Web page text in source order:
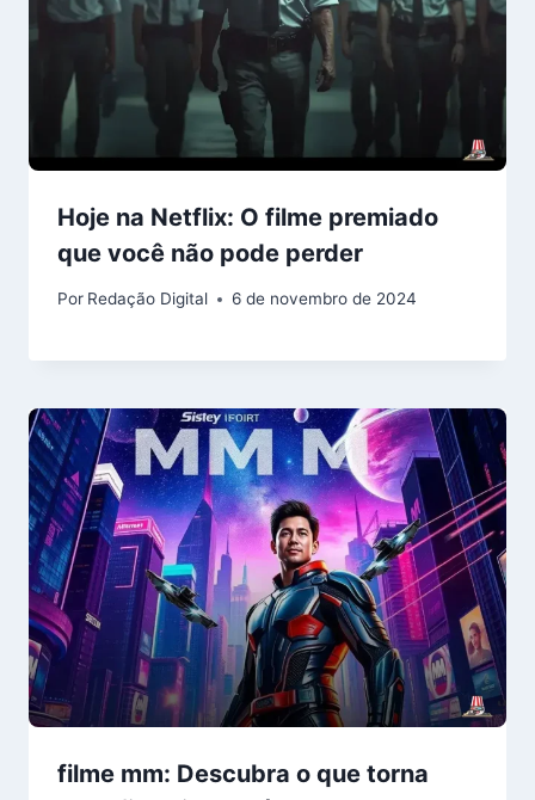
Hoje na Netflix: O filme premiado
que você não pode perder
Por Redação Digital 6 de novembro de 2024
filme mm: Descubra o que torna